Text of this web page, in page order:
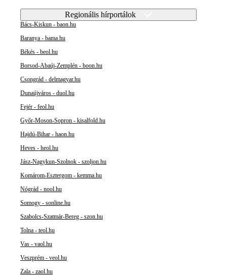
Regionális hírportálok
Bács-Kiskun - baon.hu
Baranya - bama.hu
Békés - beol.hu
Borsod-Abaúj-Zemplén - boon.hu
Csongrád - delmagyar.hu
Dunaújváros - duol.hu
Fejér - feol.hu
Győr-Moson-Sopron - kisalfold.hu
Hajdú-Bihar - haon.hu
Heves - heol.hu
Jász-Nagykun-Szolnok - szoljon.hu
Komárom-Esztergom - kemma.hu
Nógrád - nool.hu
Somogy - sonline.hu
Szabolcs-Szatmár-Bereg - szon.hu
Tolna - teol.hu
Vas - vaol.hu
Veszprém - veol.hu
Zala - zaol.hu